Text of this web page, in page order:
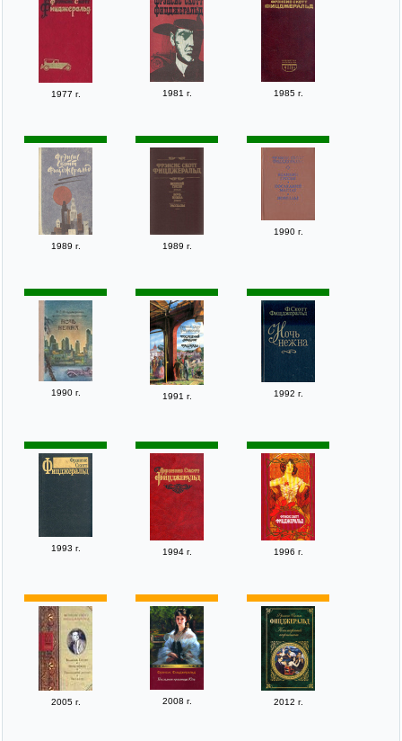
1977 г. 1981 г. 1985 г.
1989 г. 1989 г.
1990 г.
1990 г. 1991 г. 1992 г.
1993 г. 1994 г. 1996 г.
2005 г. 2008 г. 2012 г.